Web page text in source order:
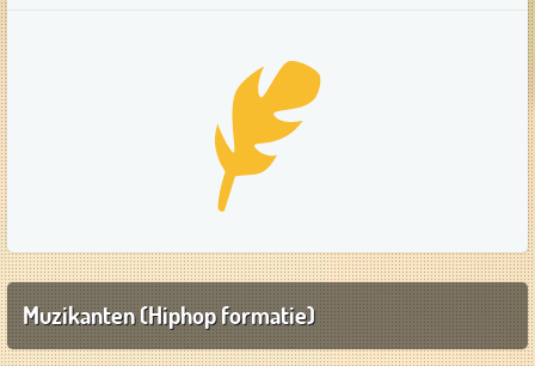
Muzikanten (Hiphop formatie)